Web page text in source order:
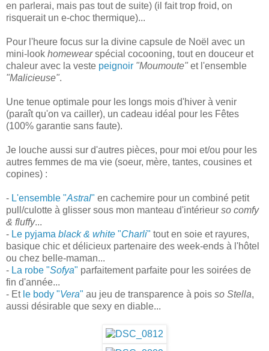
en parlerai, mais pas tout de suite) (il fait trop froid, on
risquerait un e-choc thermique)...
Pour l'heure focus sur la divine capsule de Noël avec un
mini-look homewearspécial cocooning, tout en douceur et
chaleur avec la veste peignoir "Moumoute" et l'ensemble
"Malicieuse".
Une tenue optimale pour les longs mois d'hiver à venir
(paraît qu'on va cailler), un cadeau idéal pour les Fêtes
(100% garantie sans faute).
Je louche aussi sur d'autres pièces, pour moi et/ou pour les
autres femmes de ma vie (soeur, mère, tantes, cousines et
copines) :
- L'ensemble "Astral" en cachemire pour un combiné petit
pull/culotte à glisser sous mon manteau d'intérieur so comfy
& fluffy...
- Le pyjama black & white "Charli" tout en soie et rayures,
basique chic et délicieux partenaire des week-ends à l'hôtel
ou chez belle-maman...
- La robe "Sofya" parfaitement parfaite pour les soirées de
fin d'année...
- Et le body "Vera" au jeu de transparence à pois so Stella,
aussi désirable que sexy en diable...